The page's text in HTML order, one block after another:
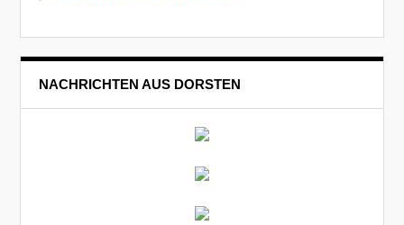
NACHRICHTEN AUS DORSTEN